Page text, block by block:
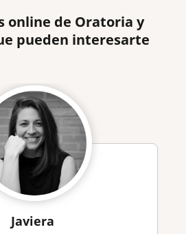
online de Oratoria y
pueden interesarte
Javiera